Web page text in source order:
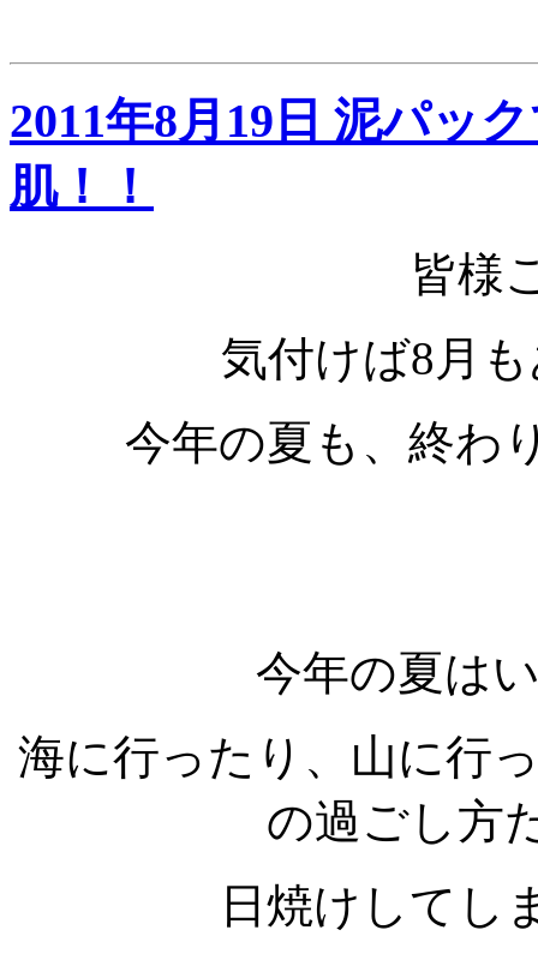
2011年8月19日 泥パッ
肌！！
皆様
気付けば8月
今年の夏も、終わ
今年の夏は
海に行ったり、山に行
の過ごし方
日焼けしてし